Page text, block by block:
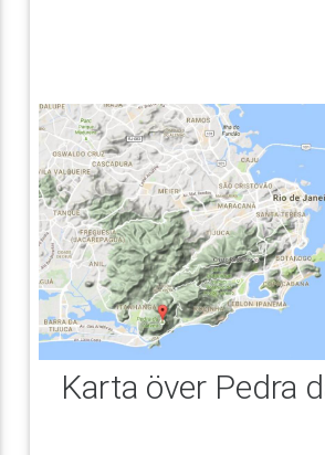
Karta över Pedra